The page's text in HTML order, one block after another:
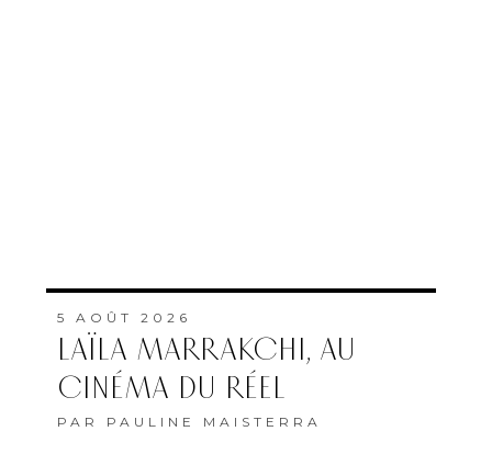
5 AOÛT 2026
LAÏLA MARRAKCHI, AU
CINÉMA DU RÉEL
PAR PAULINE MAISTERRA